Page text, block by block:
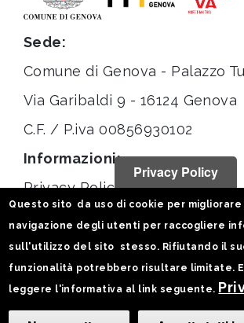
Sede:
Comune di Genova - Palazzo
Via Garibaldi 9 - 16124 Genova
C.F. / P.iva 00856930102
Informazioni:
Privacy Policy
Statistiche
Seguici su:
Privacy Policy
Questo sito da uso di cookie per
navigazione degli utenti per raccogliere
sull'utilizzo del sito stesso. Rifiutando il
funzionalità potrebbero risultare limitate.
leggere l'informativa al link seguente.